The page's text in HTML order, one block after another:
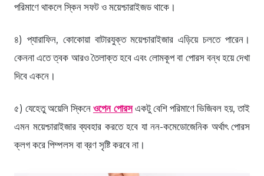
পরিমাণে থাকলে স্কিন সফট ও ময়েশ্চারাইজড থাকে।
৪) প্যারাফিন, কোকোয়া বাটারযুক্ত ময়েশ্চারাইজার এড়িয়ে চলতে পারেন।
কেননা এতে ত্বক আরও তৈলাক্ত হবে এবং লোমকূপ বা পোরস বন্ধ হয়ে দেখা
দিবে একনে।
৫) যেহেতু অয়েলি স্কিনে ওপেন পোরসএকটু বেশি পরিমাণে ভিজিবল হয়, তাই
এমন ময়েশ্চারাইজার ব্যবহার করতে হবে যা নন-কমেডোজেনিক অর্থাৎ পোরস
ক্লগ করে পিম্পলস বা ব্রণ সৃষ্টি করবে না।